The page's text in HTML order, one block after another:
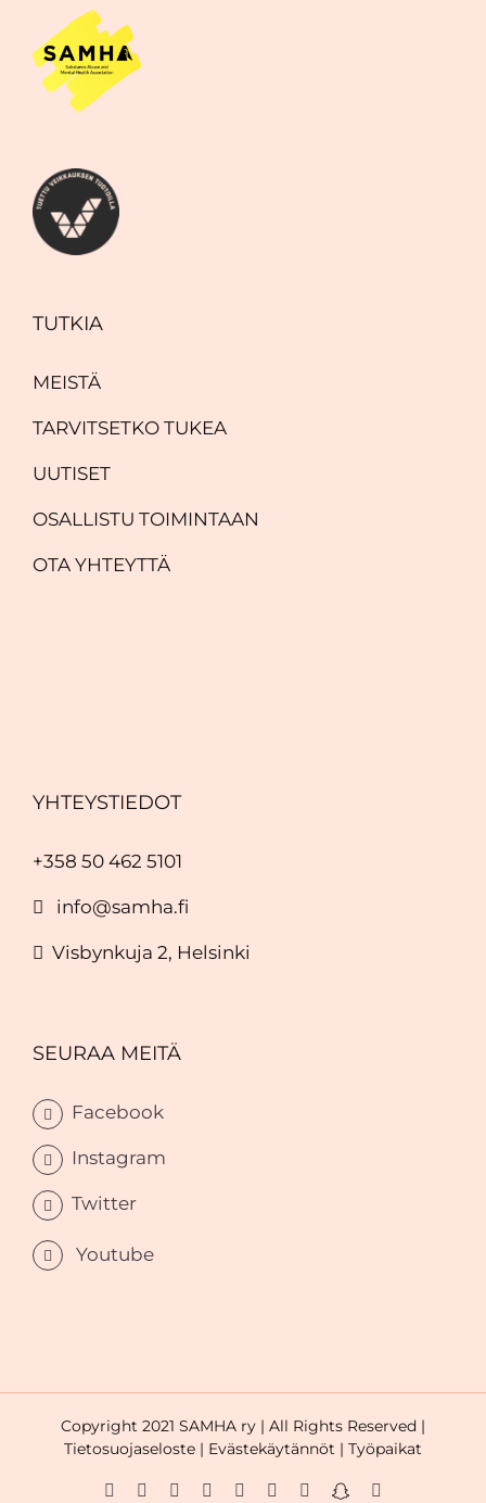
TUTKIA
MEISTÄ
TARVITSETKO TUKEA
UUTISET
OSALLISTU TOIMINTAAN
OTA YHTEYTTÄ
YHTEYSTIEDOT
+358 50 462 5101
info@samha.fi
Visbynkuja 2, Helsinki
SEURAA MEITÄ
Facebook
Instagram
Twitter
Youtube
Copyright 2021 SAMHA ry | All Rights Reserved |
Tietosuojaseloste | Evästekäytännöt | Työpaikat
FacebookInstagram
TwitterLinkedInYouTubeWhatsApp
TiktokSnapchat